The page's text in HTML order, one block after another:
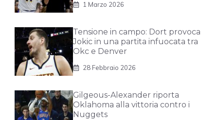
1 Marzo 2026
Tensione in campo: Dort provoca
Jokic in una partita infuocata tra
Okc e Denver
28 Febbraio 2026
Gilgeous-Alexander riporta
Oklahoma alla vittoria contro i
Nuggets